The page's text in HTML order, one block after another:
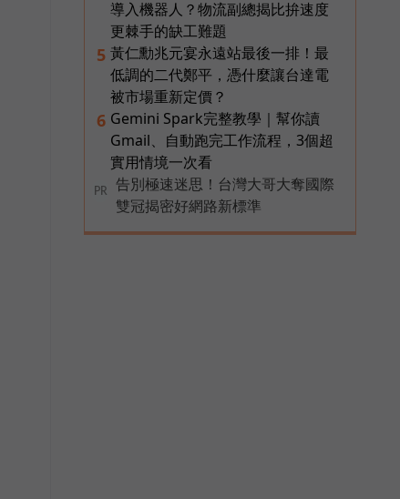
導入機器人？物流副總揭比拚速度
更棘手的缺工難題
5 黃仁勳兆元宴永遠站最後一排！最
低調的二代鄭平，憑什麼讓台達電
被市場重新定價？
6 Gemini Spark完整教學｜幫你讀
Gmail、自動跑完工作流程，3個超
實用情境一次看
PR
告別極速迷思！台灣大哥大奪國際
雙冠揭密好網路新標準